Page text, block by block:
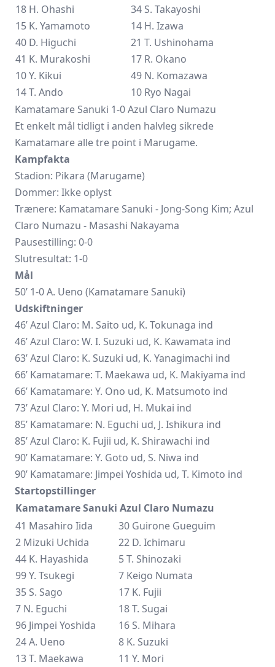
18 H. Ohashi
15 K. Yamamoto
40 D. Higuchi
41 K. Murakoshi
10 Y. Kikui
14 T. Ando
34 S. Takayoshi
14 H. Izawa
21 T. Ushinohama
17 R. Okano
49 N. Komazawa
10 Ryo Nagai
Kamatamare Sanuki 1-0 Azul Claro Numazu
Et enkelt mål tidligt i anden halvleg sikrede
Kamatamare alle tre point i Marugame.
Kampfakta
Stadion: Pikara (Marugame)
Dommer: Ikke oplyst
Trænere: Kamatamare Sanuki - Jong-Song Kim; Azul
Claro Numazu - Masashi Nakayama
Pausestilling: 0-0
Slutresultat: 1-0
Mål
50’ 1-0 A. Ueno (Kamatamare Sanuki)
Udskiftninger
46’ Azul Claro: M. Saito ud, K. Tokunaga ind
46’ Azul Claro: W. I. Suzuki ud, K. Kawamata ind
63’ Azul Claro: K. Suzuki ud, K. Yanagimachi ind
66’ Kamatamare: T. Maekawa ud, K. Makiyama ind
66’ Kamatamare: Y. Ono ud, K. Matsumoto ind
73’ Azul Claro: Y. Mori ud, H. Mukai ind
85’ Kamatamare: N. Eguchi ud, J. Ishikura ind
85’ Azul Claro: K. Fujii ud, K. Shirawachi ind
90’ Kamatamare: Y. Goto ud, S. Niwa ind
90’ Kamatamare: Jimpei Yoshida ud, T. Kimoto ind
Startopstillinger
Kamatamare Sanuki Azul Claro Numazu
41 Masahiro Iida
2 Mizuki Uchida
44 K. Hayashida
99 Y. Tsukegi
35 S. Sago
7 N. Eguchi
96 Jimpei Yoshida
24 A. Ueno
13 T. Maekawa
30 Guirone Gueguim
22 D. Ichimaru
5 T. Shinozaki
7 Keigo Numata
17 K. Fujii
18 T. Sugai
16 S. Mihara
8 K. Suzuki
11 Y. Mori